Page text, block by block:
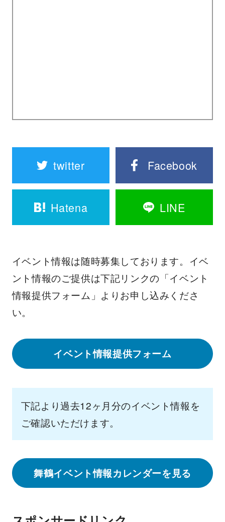
twitter Facebook
Hatena LINE
イベント情報は随時募集しております。イベ
ント情報のご提供は下記リンクの「イベント
情報提供フォーム」よりお申し込みくださ
い。
イベント情報提供フォーム
下記より過去12ヶ月分のイベント情報を
ご確認いただけます。
舞鶴イベント情報カレンダーを見る